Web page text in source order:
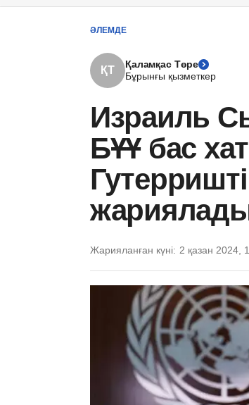
ӘЛЕМДЕ
ҚТ
Қаламқас Төре
Бұрынғы қызметкер
Израиль
БҰҰ бас
Жарияланған күні: 2 қазан 2024,